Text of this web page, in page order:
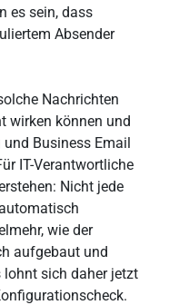
es sein, dass
Absender
Nachrichten
wirken können und
Business Email
IT-Verantwortliche
Nicht jede
wie der
aufgebaut und
lohnt sich daher jetzt